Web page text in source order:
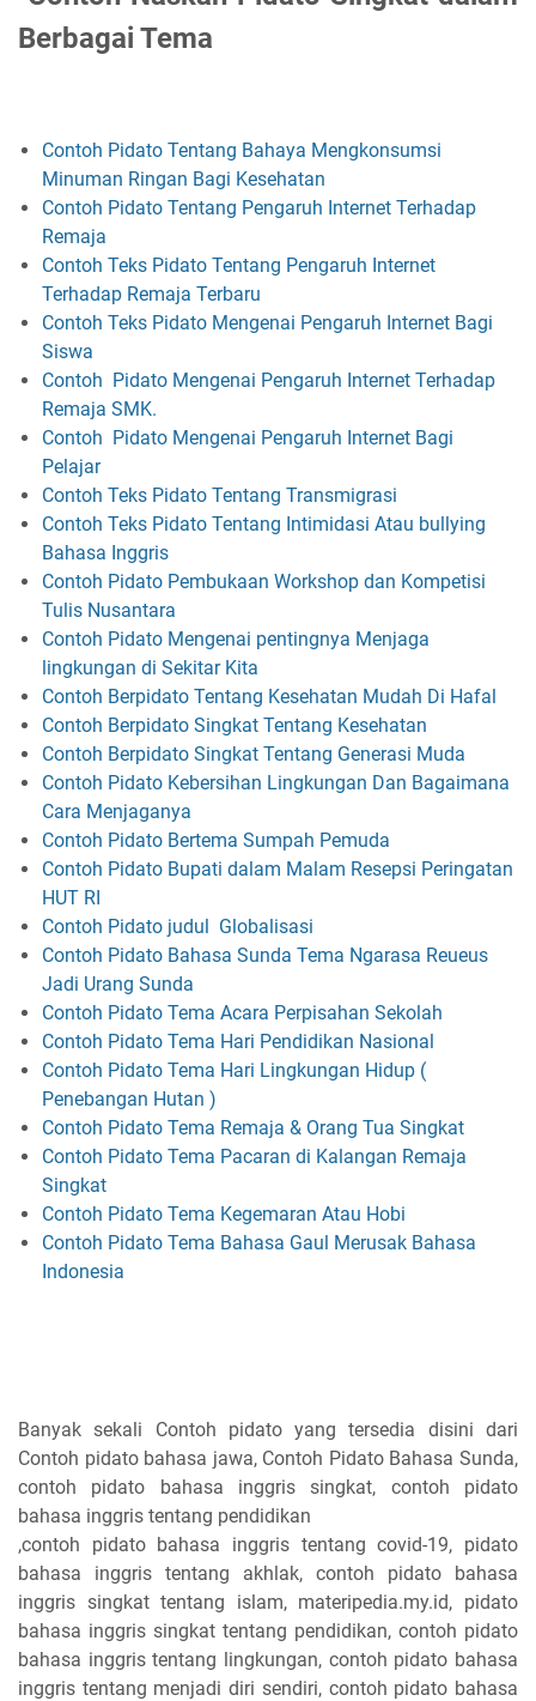
Berbagai Tema
Contoh Pidato Tentang Bahaya Mengkonsumsi
Minuman Ringan Bagi Kesehatan
Contoh Pidato Tentang Pengaruh Internet Terhadap
Remaja
Contoh Teks Pidato Tentang Pengaruh Internet
Terhadap Remaja Terbaru
Contoh Teks Pidato Mengenai Pengaruh Internet Bagi
Siswa
Contoh Pidato Mengenai Pengaruh Internet Terhadap
Remaja SMK.
Contoh Pidato Mengenai Pengaruh Internet Bagi
Pelajar
Contoh Teks Pidato Tentang Transmigrasi
Contoh Teks Pidato Tentang Intimidasi Atau bullying
Bahasa Inggris
Contoh Pidato Pembukaan Workshop dan Kompetisi
Tulis Nusantara
Contoh Pidato Mengenai pentingnya Menjaga
lingkungan di Sekitar Kita
Contoh Berpidato Tentang Kesehatan Mudah Di Hafal
Contoh Berpidato Singkat Tentang Kesehatan
Contoh Berpidato Singkat Tentang Generasi Muda
Contoh Pidato Kebersihan Lingkungan Dan Bagaimana
Cara Menjaganya
Contoh Pidato Bertema Sumpah Pemuda
Contoh Pidato Bupati dalam Malam Resepsi Peringatan
HUT RI
Contoh Pidato judul Globalisasi
Contoh Pidato Bahasa Sunda Tema Ngarasa Reueus
Jadi Urang Sunda
Contoh Pidato Tema Acara Perpisahan Sekolah
Contoh Pidato Tema Hari Pendidikan Nasional
Contoh Pidato Tema Hari Lingkungan Hidup (
Penebangan Hutan )
Contoh Pidato Tema Remaja & Orang Tua Singkat
Contoh Pidato Tema Pacaran di Kalangan Remaja
Singkat
Contoh Pidato Tema Kegemaran Atau Hobi
Contoh Pidato Tema Bahasa Gaul Merusak Bahasa
Indonesia
Banyak sekali Contoh pidato yang tersedia disini dari
Contoh pidato bahasa jawa, Contoh Pidato Bahasa Sunda,
contoh pidato bahasa inggris singkat, contoh pidato
bahasa inggris tentang pendidikan
,contoh pidato bahasa inggris tentang covid-19, pidato
bahasa inggris tentang akhlak, contoh pidato bahasa
inggris singkat tentang islam, materipedia.my.id, pidato
bahasa inggris singkat tentang pendidikan, contoh pidato
bahasa inggris tentang lingkungan, contoh pidato bahasa
inggris tentang menjadi diri sendiri, contoh pidato bahasa